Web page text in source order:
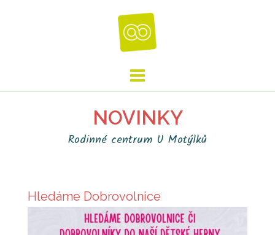
NOVINKY
Rodinné centrum U Motýlků
Hledáme Dobrovolnice